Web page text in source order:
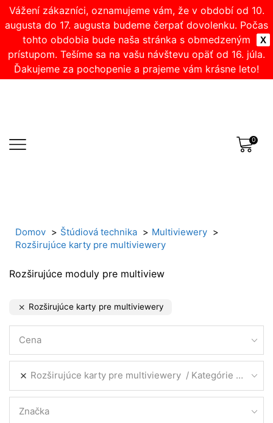
X
Vážení zákazníci, oznamujeme vám, že v období od 10.
augusta do 17. augusta budeme čerpať dovolenku. Počas
tohto obdobia bude naša stránka s obmedzeným
prístupom. Tešíme sa na vašu návštevu opäť od 16. júla.
Ďakujeme za pochopenie a prajeme vám krásne leto!
0
Domov Štúdiová technika
Multiviewery
Rozširujúce karty pre multiviewery
Rozširujúce moduly pre multiview
Rozširujúce karty pre multiviewery
Cena
Rozširujúce karty pre multiviewery Kategórie produktov
Značka